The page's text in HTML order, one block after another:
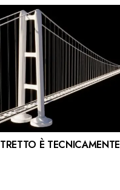
È TECNICAMENTE